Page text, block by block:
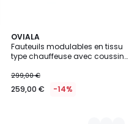
OVIALA
Fauteuils modulables en tissu
type chauffeuse avec coussins
299,00 €
259,00 € -14%
4
Couleurs